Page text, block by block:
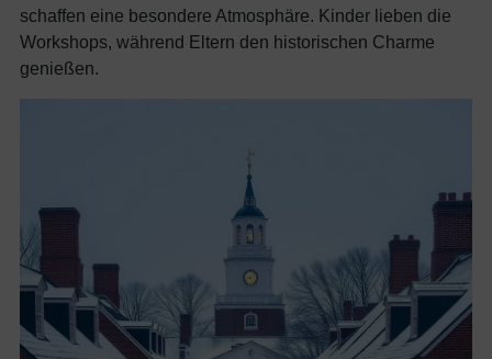
schaffen eine besondere Atmosphäre. Kinder lieben die
Workshops, während Eltern den historischen Charme
genießen.